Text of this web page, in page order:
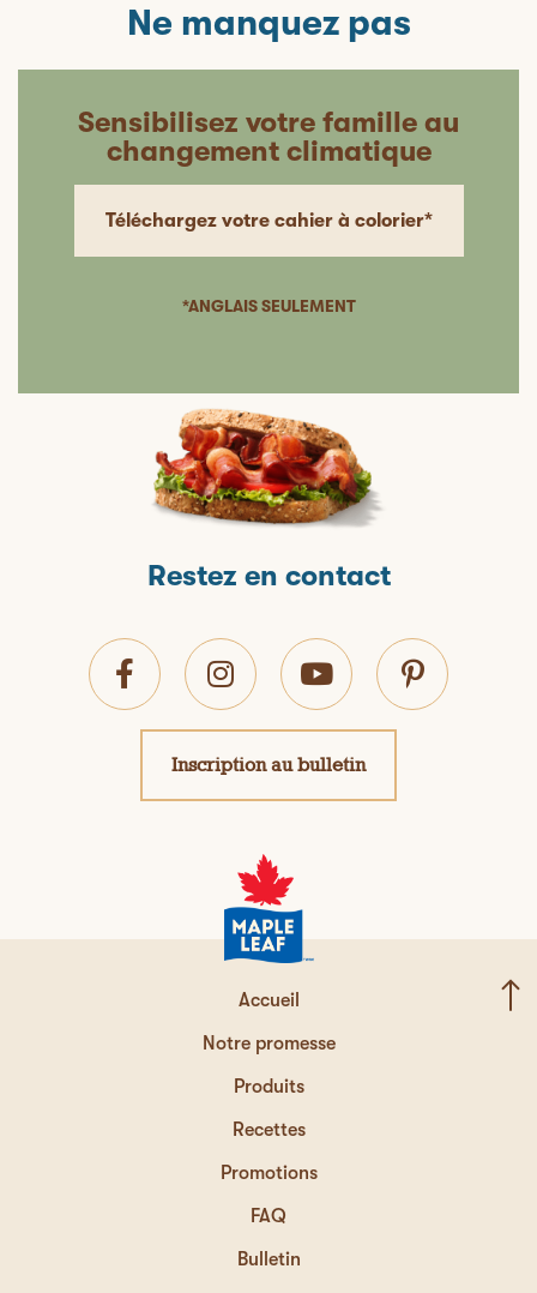
Ne manquez pas
Sensibilisez votre famille au
changement climatique
Téléchargez votre cahier à colorier*
*ANGLAIS SEULEMENT
Restez en contact
Inscription au bulletin
Accueil
Notre promesse
Produits
Recettes
Promotions
FAQ
Bulletin